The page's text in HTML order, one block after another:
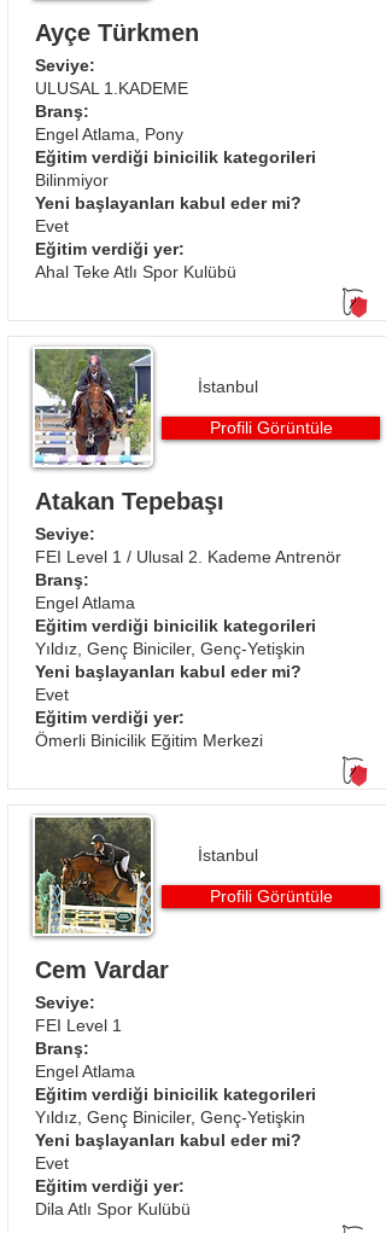
Ayçe Türkmen
Seviye:
ULUSAL 1.KADEME
Branş:
Engel Atlama, Pony
Eğitim verdiği binicilik kategorileri
Bilinmiyor
Yeni başlayanları kabul eder mi?
Evet
Eğitim verdiği yer:
Ahal Teke Atlı Spor Kulübü
İstanbul
Profili Görüntüle
Atakan Tepebaşı
Seviye:
FEI Level 1 / Ulusal 2. Kademe Antrenör
Branş:
Engel Atlama​
Eğitim verdiği binicilik kategorileri
Yıldız, Genç Biniciler, Genç-Yetişkin
Yeni başlayanları kabul eder mi?
Evet
Eğitim verdiği yer:
Ömerli Binicilik Eğitim Merkezi
İstanbul
Profili Görüntüle
Cem Vardar
Seviye:
FEI Level 1
Branş:
Engel Atlama​
Eğitim verdiği binicilik kategorileri
Yıldız, Genç Biniciler, Genç-Yetişkin
Yeni başlayanları kabul eder mi?
Evet
Eğitim verdiği yer:
Dila Atlı Spor Kulübü